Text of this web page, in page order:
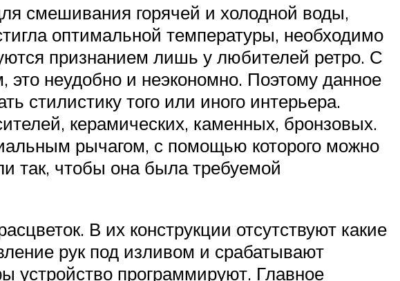
смешивания горячей и холодной воды,
оптимальной температуры, необходимо
признанием лишь у любителей ретро. С
неудобно и неэкономно. Поэтому данное
стилистику того или иного интерьера.
керамических, каменных, бронзовых.
рычагом, с помощью которого можно
так, чтобы она была требуемой
В их конструкции отсутствуют какие
рук под изливом и срабатывают
устройство программируют. Главное